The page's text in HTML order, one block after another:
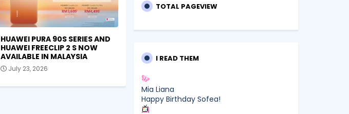
HUAWEI PURA 90S SERIES AND
HUAWEI FREECLIP 2 S NOW
AVAILABLE IN MALAYSIA
July 23, 2026
TOTAL PAGEVIEW
I READ THEM
Mia Liana
Happy Birthday Sofea!